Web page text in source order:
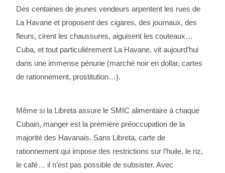
Des centaines de jeunes vendeurs arpentent les rues de
La Havane et proposent des cigares, des journaux, des
fleurs, cirent les chaussures, aiguisent les couteaux…
Cuba, et tout particulièrement La Havane, vit aujourd’hui
dans une immense pénurie (marché noir en dollar, cartes
de rationnement, prostitution…).
Même si la Libreta assure le SMIC alimentaire à chaque
Cubain, manger est la première préoccupation de la
majorité des Havanais. Sans Libreta, carte de
rationnement qui impose des restrictions sur l’huile, le riz,
le café… il n’est pas possible de subsister. Avec